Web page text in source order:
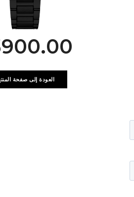
العودة إلى صفحة